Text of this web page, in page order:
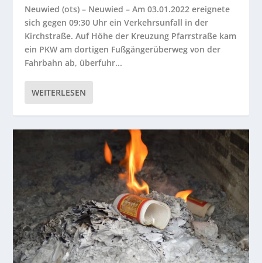
Neuwied (ots) – Neuwied – Am 03.01.2022 ereignete
sich gegen 09:30 Uhr ein Verkehrsunfall in der
Kirchstraße. Auf Höhe der Kreuzung Pfarrstraße kam
ein PKW am dortigen Fußgängerüberweg von der
Fahrbahn ab, überfuhr...
WEITERLESEN